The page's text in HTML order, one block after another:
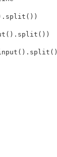
. split ( ) )
( ) . split ( ) )
( ) . split ( )